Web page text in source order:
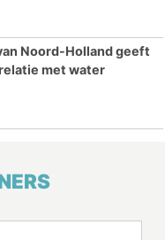
Noord-Holland geeft
met water